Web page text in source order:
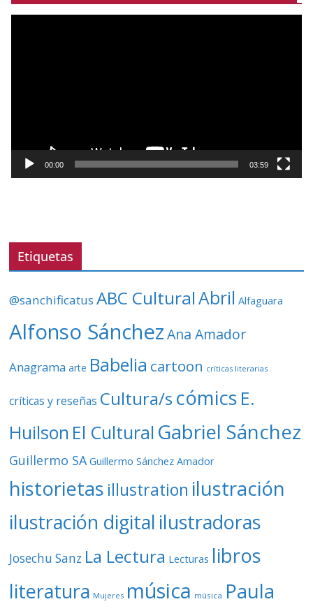
o
í
e
00:00 03:59
Etiquetas
@sanchificatus ABC CulturalAbril Alfaguara
Alfonso Sánchez Ana Amador
Anagrama arte Babelia cartoon críticas literarias
críticas y reseñas Cultura/s cómics E.
Huilson El Cultural Gabriel Sánchez
Guillermo SA Guillermo Sánchez Amador
historietas illustration ilustración
ilustración digital ilustradoras
Josechu Sanz La Lectura Lecturas libros
literatura Mujeres música música Paula